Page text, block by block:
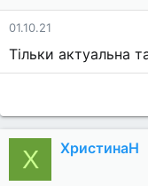
е
я
01.10.21
Тільки актуальна
Х ХристинаН